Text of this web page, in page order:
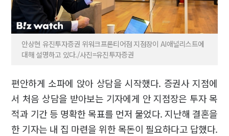
안상현 유진투자증권 위워크프론티어점 지점장이 AI애널리스트에
대해 설명하고 있다./사진=유진투자증권
편안하게 소파에 앉아 상담을 시작했다. 증권사 지점에
서 처음 상담을 받아보는 기자에게 안 지점장은 투자 목
적과 기간 등 명확한 목표를 먼저 물었다. 지난해 결혼을
한 기자는 내 집 마련을 위한 목돈이 필요하다고 답했다.